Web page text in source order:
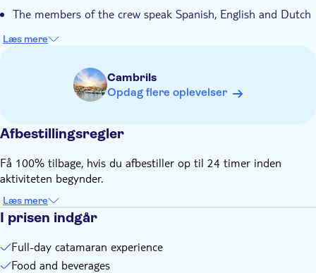
The members of the crew speak Spanish, English and Dutch
Læs mere
Cambrils
Opdag flere oplevelser
Afbestillingsregler
Få 100% tilbage, hvis du afbestiller op til 24 timer inden
aktiviteten begynder.
Læs mere
I prisen indgår
Full-day catamaran experience
Food and beverages